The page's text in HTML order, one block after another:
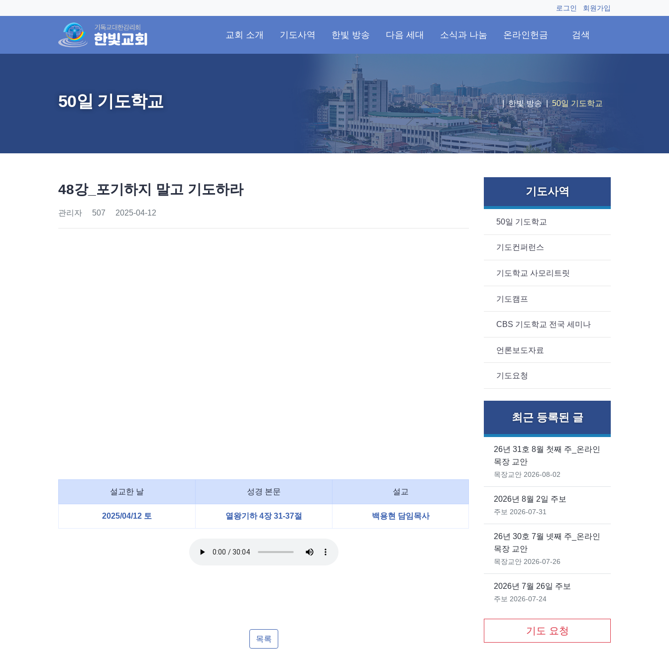
로그인 회원가입
교회 소개 기도사역 한빛 방송 다음 세대 소식과 나눔 온라인헌금 검색
50일 기도학교 한빛 방송 50일 기도학교
48강_포기하지 말고 기도하라
관리자 507 2025-04-12
설교한 날
2025/04/12 토
성경 본문
열왕기하 4장 31-37절
설교
백용현 담임목사
목록
기도사역
50일 기도학교
기도컨퍼런스
기도학교 사모리트릿
기도캠프
CBS 기도학교 전국 세미나
언론보도자료
기도요청
최근 등록된 글
26년 31호 8월 첫째 주_온라인
목장 교안
목장교안 2026-08-02
2026년 8월 2일 주보
주보 2026-07-31
26년 30호 7월 넷째 주_온라인
목장 교안
목장교안 2026-07-26
2026년 7월 26일 주보
주보 2026-07-24
기도 요청